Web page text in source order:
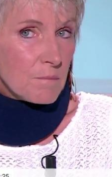
Cancer colorectal : une
stratégie simple aurait
changé la donne au Pays
Chikungunya, dengue,
West Nile : que se passe-
t-il dans le sud de la
Les médicaments GLP-1
protègent-ils aussi les os
?